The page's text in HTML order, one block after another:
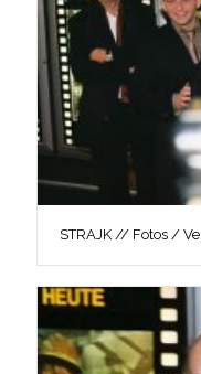
STRAJK // Fotos /